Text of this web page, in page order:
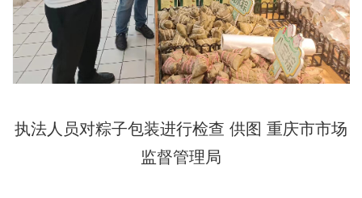
执法人员对粽子包装进行检查 供图 重庆市市场
监督管理局